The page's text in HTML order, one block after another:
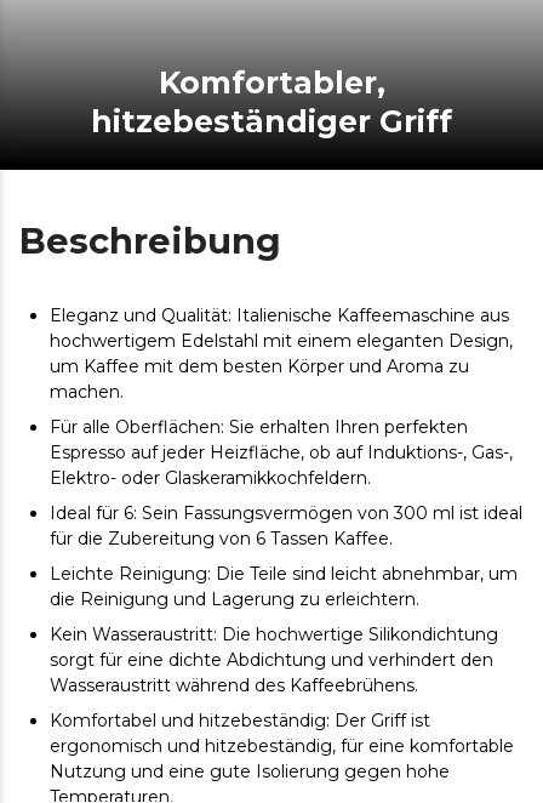
Komfortabler,
hitzebeständiger Griff
Beschreibung
Eleganz und Qualität: Italienische Kaffeemaschine aus
hochwertigem Edelstahl mit einem eleganten Design,
um Kaffee mit dem besten Körper und Aroma zu
machen.
Für alle Oberflächen: Sie erhalten Ihren perfekten
Espresso auf jeder Heizfläche, ob auf Induktions-, Gas-,
Elektro- oder Glaskeramikkochfeldern.
Ideal für 6: Sein Fassungsvermögen von 300 ml ist ideal
für die Zubereitung von 6 Tassen Kaffee.
Leichte Reinigung: Die Teile sind leicht abnehmbar, um
die Reinigung und Lagerung zu erleichtern.
Kein Wasseraustritt: Die hochwertige Silikondichtung
sorgt für eine dichte Abdichtung und verhindert den
Wasseraustritt während des Kaffeebrühens.
Komfortabel und hitzebeständig: Der Griff ist
ergonomisch und hitzebeständig, für eine komfortable
Nutzung und eine gute Isolierung gegen hohe
Temperaturen.